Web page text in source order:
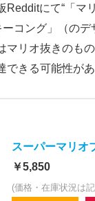
Redditにて“「マ
コング」（のデ
マリオ抜きのも
きる可能性があ
スーパーマリオ
￥5,850
(価格・在庫状況は